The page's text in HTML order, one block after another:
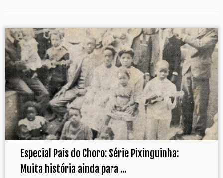
Especial Pais do Choro: Série Pixinguinha:
Muita história ainda para ...